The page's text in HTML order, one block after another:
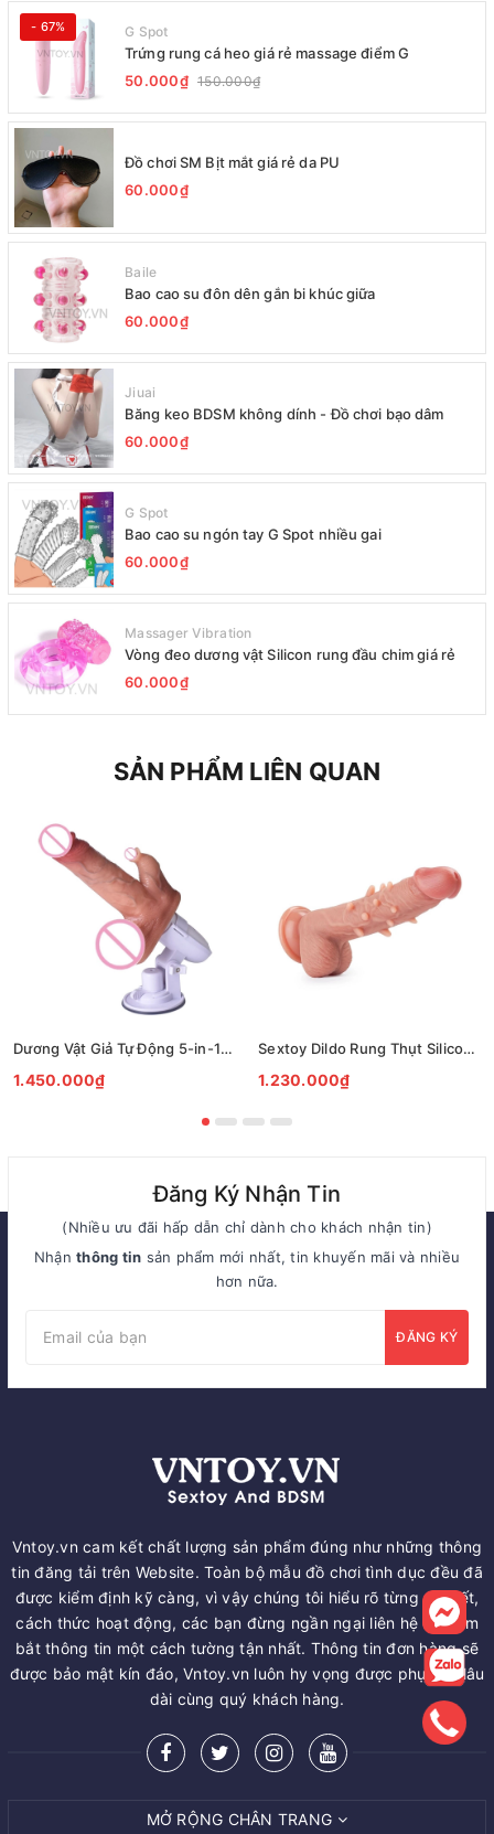
- 67% G Spot
Trứng rung cá heo giá rẻ massage điểm G
50.000₫ 150.000₫
Đồ chơi SM Bịt mắt giá rẻ da PU
60.000₫
Baile
Bao cao su đôn dên gắn bi khúc giữa
60.000₫
Jiuai
Băng keo BDSM không dính - Đồ chơi bạo dâm
60.000₫
G Spot
Bao cao su ngón tay G Spot nhiều gai
60.000₫
Massager Vibration
Vòng đeo dương vật Silicon rung đầu chim giá rẻ
60.000₫
SẢN PHẨM LIÊN QUAN
Dương Vật Giả Tự Động 5-in-1 Rung Thụt Liếm Có Sưởi Ấm 42°C
1.450.000₫
Sextoy Dildo Rung Thụt Silicon Gai Nổi Điều Khiển Không Dây
1.230.000₫
Đăng Ký Nhận Tin
(Nhiều ưu đãi hấp dẫn chỉ dành cho khách nhận tin)
Nhậnthông tin sản phẩm mới nhất, tin khuyến mãi và nhiều
hơn nữa.
ĐĂNG KÝ
Vntoy.vn cam kết chất lượng sản phẩm đúng như những thông
tin đăng tải trên Website. Toàn bộ mẫu đồ chơi tình dục đều đã
được kiểm định kỹ càng, vì vậy chúng tôi hiểu rõ từng chi tiết,
cách thức hoạt động, các bạn đừng ngần ngại liên hệ để nắm
bắt thông tin một cách tường tận nhất. Thông tin đơn hàng sẽ
được bảo mật kín đáo, Vntoy.vn luôn hy vọng được phục vụ lâu
dài cùng quý khách hàng.
MỞ RỘNG CHÂN TRANG